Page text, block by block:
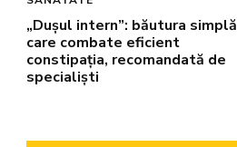
„Dușul intern”: băutura simplă
care combate eficient
constipația, recomandată de
specialiști